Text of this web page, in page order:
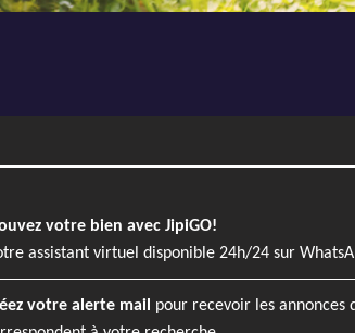
71 m² 235 m²
votre bien avec JipiGO!
assistant virtuel disponible 24h/24 sur
votre alerte mail pour recevoir les annonces